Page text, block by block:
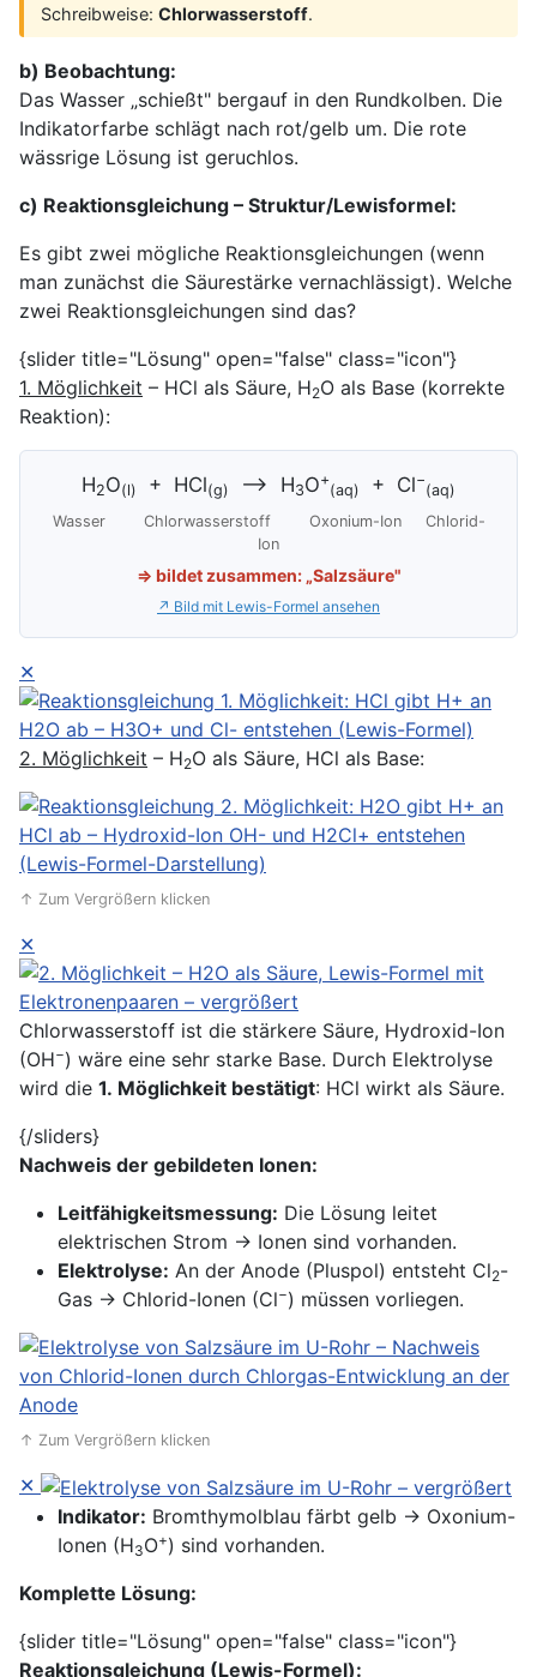
Schreibweise:Chlorwasserstoff.
b) Beobachtung:
Das Wasser „schießt" bergauf in den Rundkolben. Die
Indikatorfarbe schlägt nach rot/gelb um. Die rote
wässrige Lösung ist geruchlos.
c) Reaktionsgleichung – Struktur/Lewisformel:
Es gibt zwei mögliche Reaktionsgleichungen (wenn
man zunächst die Säurestärke vernachlässigt). Welche
zwei Reaktionsgleichungen sind das?
{slider title="Lösung" open="false" class="icon"}
1. Möglichkeit – HCl als Säure, H2O als Base (korrekte
Reaktion):
H2O(l) + HCl(g) ⟶ H3O+
(aq) + Cl−
(aq)
Wasser Chlorwasserstoff Oxonium-Ion Chlorid-
Ion
⇒ bildet zusammen: „Salzsäure"
↗ Bild mit Lewis-Formel ansehen
✕
2. Möglichkeit – H2O als Säure, HCl als Base:
↑ Zum Vergrößern klicken
✕
Chlorwasserstoff ist die stärkere Säure, Hydroxid-Ion
(OH−) wäre eine sehr starke Base. Durch Elektrolyse
wird die 1. Möglichkeit bestätigt: HCl wirkt als Säure.
{/sliders}
Nachweis der gebildeten Ionen:
Leitfähigkeitsmessung: Die Lösung leitet
elektrischen Strom → Ionen sind vorhanden.
Elektrolyse: An der Anode (Pluspol) entsteht Cl2-
Gas → Chlorid-Ionen (Cl−) müssen vorliegen.
↑ Zum Vergrößern klicken
✕
Indikator: Bromthymolblau färbt gelb → Oxonium-
Ionen (H3O+) sind vorhanden.
Komplette Lösung:
{slider title="Lösung" open="false" class="icon"}
Reaktionsgleichung (Lewis-Formel):